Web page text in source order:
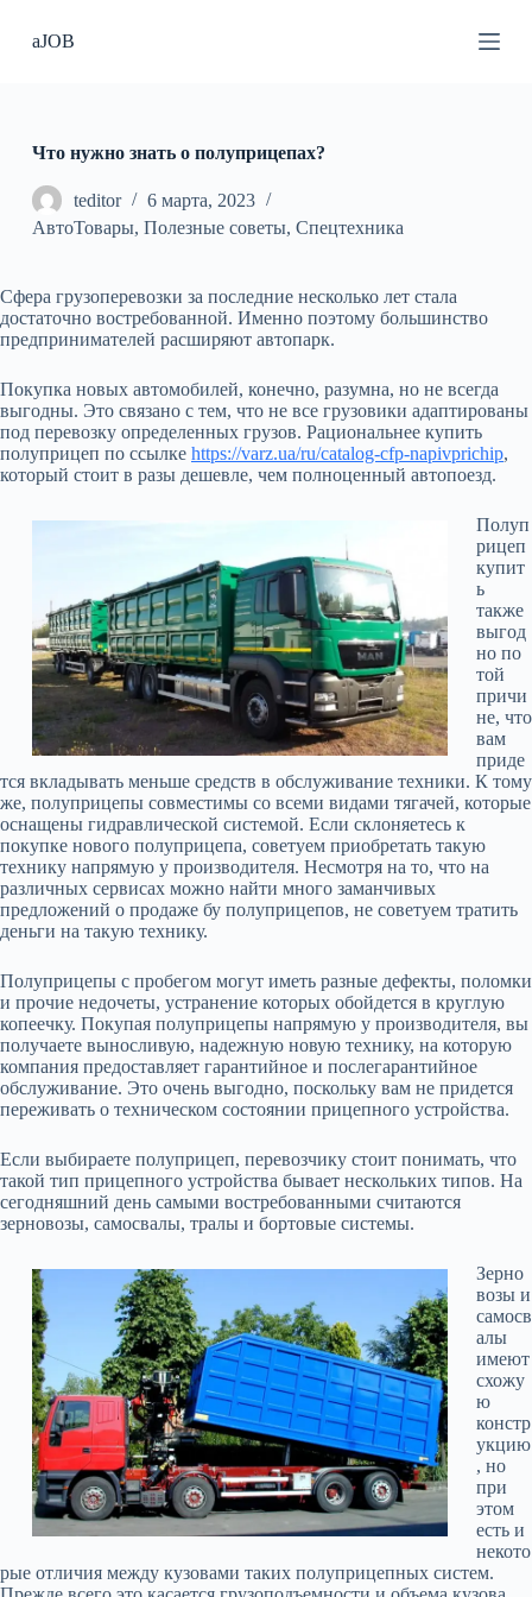
и
aJOB
Что нужно знать о полуприцепах?
teditor
6 марта, 2023
АвтоТовары, Полезные советы, Спецтехника
Сфера грузоперевозки за последние несколько лет стала
достаточно востребованной. Именно поэтому большинство
предпринимателей расширяют автопарк.
Покупка новых автомобилей, конечно, разумна, но не всегда
выгодны. Это связано с тем, что не все грузовики адаптированы
под перевозку определенных грузов. Рациональнее купить
полуприцеп по ссылке https://varz.ua/ru/catalog-cfp-napivprichip,
который стоит в разы дешевле, чем полноценный автопоезд.
Полуп
рицеп
купит
ь
также
выгод
но по
той
причи
не, что
вам
приде
тся вкладывать меньше средств в обслуживание техники. К тому
же, полуприцепы совместимы со всеми видами тягачей, которые
оснащены гидравлической системой. Если склоняетесь к
покупке нового полуприцепа, советуем приобретать такую
технику напрямую у производителя. Несмотря на то, что на
различных сервисах можно найти много заманчивых
предложений о продаже бу полуприцепов, не советуем тратить
деньги на такую технику.
Полуприцепы с пробегом могут иметь разные дефекты, поломки
и прочие недочеты, устранение которых обойдется в круглую
копеечку. Покупая полуприцепы напрямую у производителя, вы
получаете выносливую, надежную новую технику, на которую
компания предоставляет гарантийное и послегарантийное
обслуживание. Это очень выгодно, поскольку вам не придется
переживать о техническом состоянии прицепного устройства.
Если выбираете полуприцеп, перевозчику стоит понимать, что
такой тип прицепного устройства бывает нескольких типов. На
сегодняшний день самыми востребованными считаются
зерновозы, самосвалы, тралы и бортовые системы.
Зерно
возы и
самосв
алы
имеют
схожу
ю
констр
укцию
, но
при
этом
есть и
некото
рые отличия между кузовами таких полуприцепных систем.